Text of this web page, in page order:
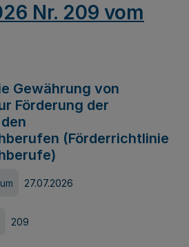
Nr. 209 vom
Gewährung von
Förderung der
(Förderrichtlinie
27.07.2026
209